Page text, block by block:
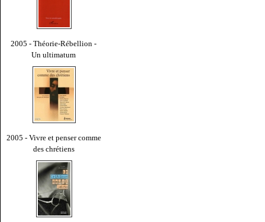
2005 - Théorie-Rébellion -
Un ultimatum
2005 - Vivre et penser comme
des chrétiens